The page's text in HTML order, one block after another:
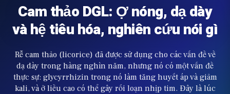
Cam thảo DGL: Ợ nóng, dạ dày
và hệ tiêu hóa, nghiên cứu nói gì
Rễ cam thảo (licorice) đã được sử dụng cho các vấn đề về
dạ dày trong hàng nghìn năm, nhưng nó có một vấn đề
thực sự: glycyrrhizin trong nó làm tăng huyết áp và giảm
kali, và ở liều cao có thể gây rối loạn nhịp tim. Đây là lúc